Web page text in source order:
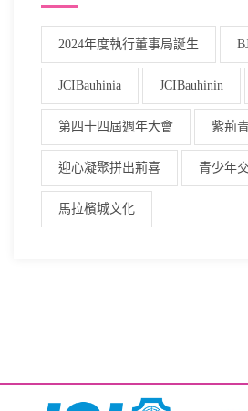
2024年度執行董事局誕生
JCIBauhinia JCIBauhinin
第四十四屆週年大會 紫荊
迎心凝聚拼出荊喜 青少年
馬拉檳城文化